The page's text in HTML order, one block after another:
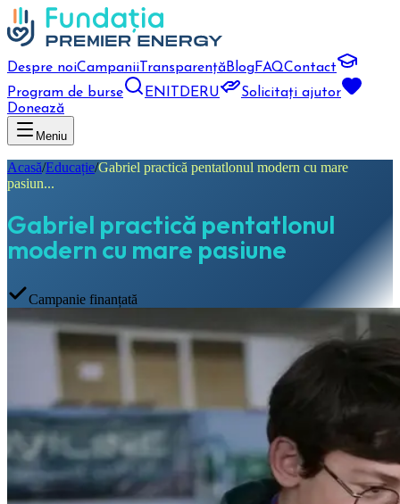
Despre noiCampanii TransparențăBlogFAQContact
Program de burse
EN DERU
Solicitați ajutor
Donează
Meniu
Acasă/Educație/Gabriel practică pentatlonul modern cu mare
pasiun...
Gabriel practică pentatlonul
modern cu mare pasiune
Campanie finanțată